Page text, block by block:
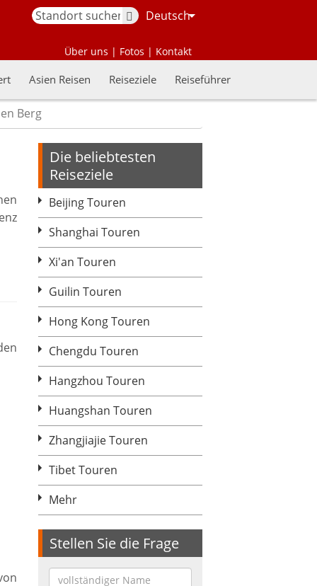
Deutsch
Über uns | Fotos | Kontakt
Asien Reisen Reiseziele Reiseführer
Berg
Die beliebtesten
Reiseziele
Beijing Touren
Shanghai Touren
Xi'an Touren
Guilin Touren
Hong Kong Touren
Chengdu Touren
Hangzhou Touren
Huangshan Touren
Zhangjiajie Touren
Tibet Touren
Mehr
Stellen Sie die Frage